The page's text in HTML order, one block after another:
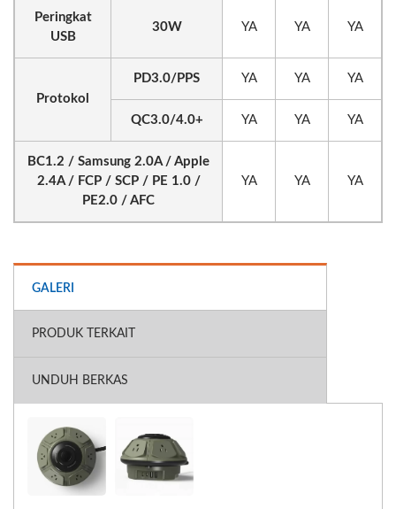
Peringkat
USB
30W YA YA YA
Protokol
PD3.0/PPS YA YA YA
QC3.0/4.0+ YA YA YA
BC1.2 / Samsung 2.0A / Apple
2.4A / FCP / SCP / PE 1.0 /
PE2.0 / AFC
YA YA YA
GALERI
PRODUK TERKAIT
UNDUH BERKAS